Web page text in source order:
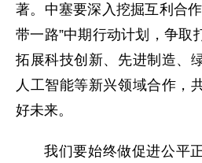
著。中塞要深入挖掘互利合
带一路”中期行动计划，争取
拓展科技创新、先进制造、
人工智能等新兴领域合作，
好未来。
我们要始终做促进公平